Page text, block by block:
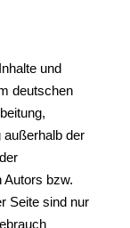
und
deutschen
außerhalb der
Autors bzw.
Seite sind nur